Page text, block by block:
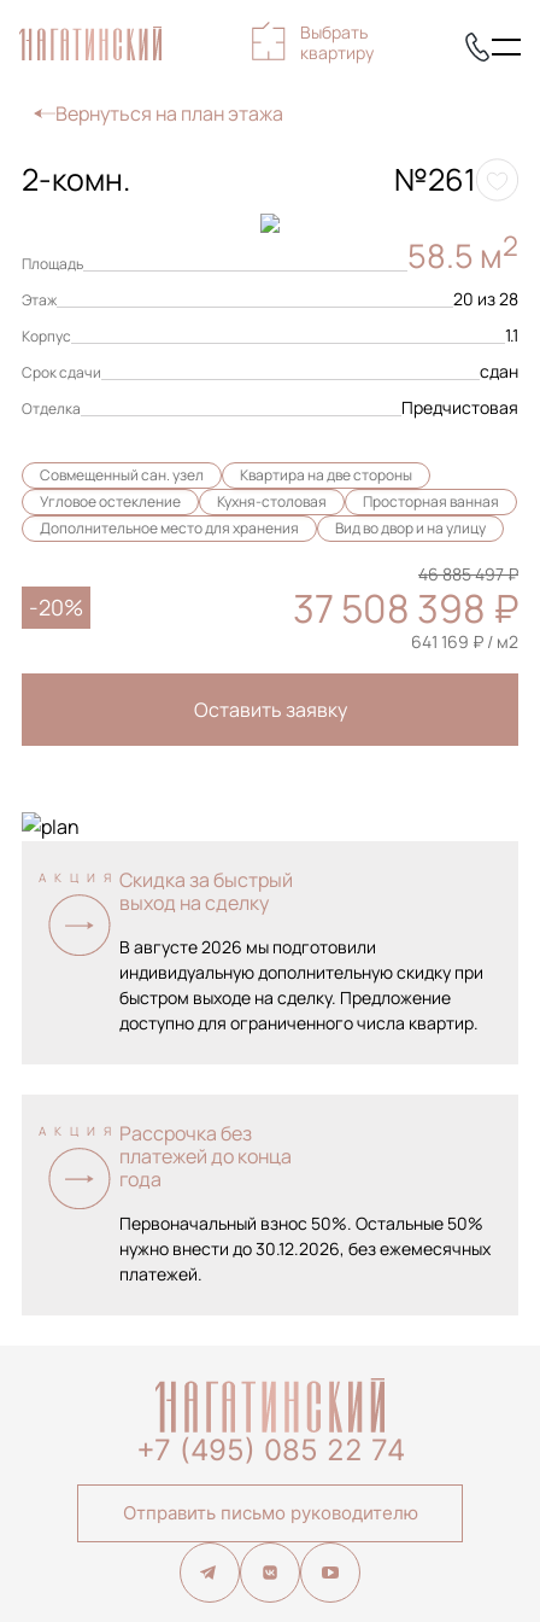
Выбрать
квартиру
Вернуться на план этажа
Площадь 58.5 м2
Этаж 20 из 28
Корпус 1.1
Срок сдачи сдан
Отделка Предчистовая
Совмещенный сан. узел
Квартира на две стороны
Угловое остекление
Кухня-столовая
Просторная ванная
Дополнительное место для хранения
Вид во двор и на улицу
46 885 497 ₽
-20% 37 508 398 ₽
641 169 ₽ / м2
Оставить заявку
2-комн. №261
АКЦИЯ Скидка за быстрый
выход на сделку
В августе 2026 мы подготовили
индивидуальную дополнительную скидку при
быстром выходе на сделку. Предложение
доступно для ограниченного числа квартир.
АКЦИЯ Рассрочка без
платежей до конца
года
Первоначальный взнос 50%. Остальные 50%
нужно внести до 30.12.2026, без ежемесячных
платежей.
+7 (495) 085 22 74
Отправить письмо руководителю